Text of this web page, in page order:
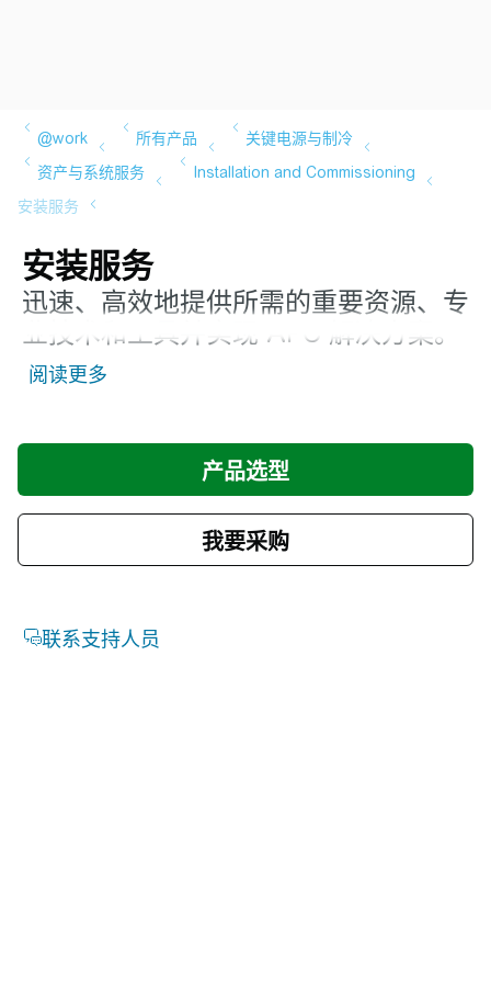
安装服务
迅速、高效地提供所需的重要资源、专
业技术和工具并实现 APC 解决方案。